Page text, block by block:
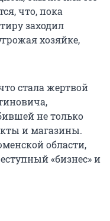
что, пока
заходил
хозяйке,
стала жертвой
не только
и магазины.
области,
«бизнес» и